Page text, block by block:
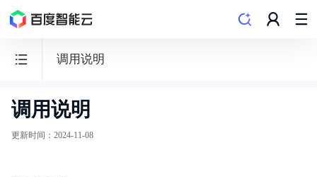
调用说明
数
据
调用说明
更新时间 ： 2024-11-08